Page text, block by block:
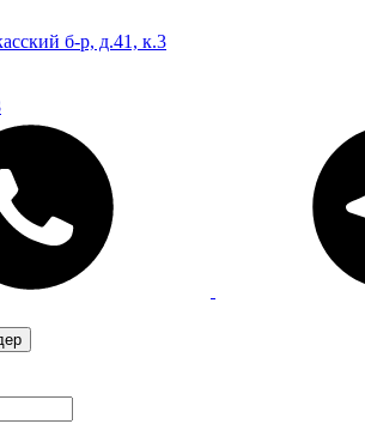
б-р, д.41, к.3